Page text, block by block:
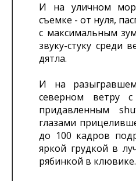
И на уличном
съемке - от нуля,
с максимальным
звуку-стуку среди
дятла.
И на
северном ветру
придавленным
глазами
до 100 кадров
яркой грудкой в
рябинкой в клювике.